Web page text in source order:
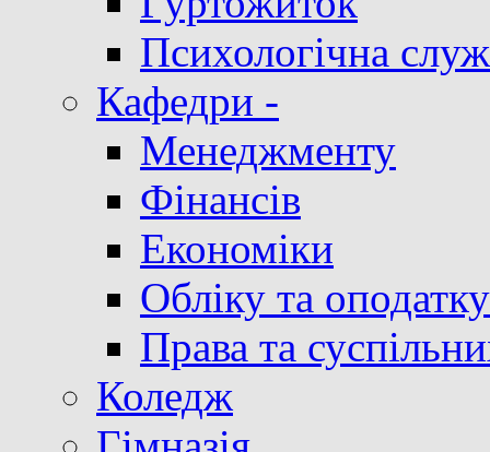
Психологічна
Кафедри -
Менеджменту
Фінансів
Економіки
Обліку та
Права та
Коледж